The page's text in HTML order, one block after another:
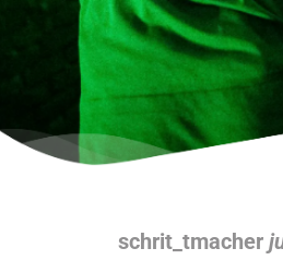
schrit_tmacher